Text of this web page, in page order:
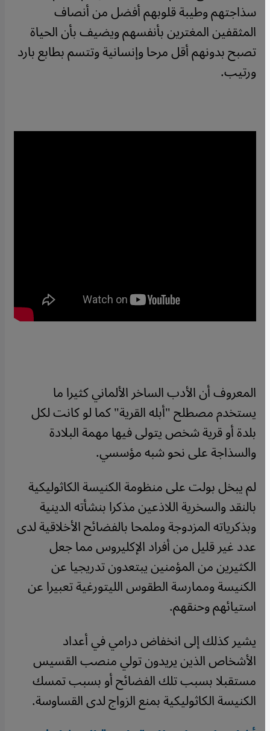
سذاجتهم وطيبة قلوبهم أفضل من أنصاف
المثقفين المغترين بأنفسهم ويضيف بأن الحياة
تصبح بدونهم أقل مرحا وإنسانية وتتسم بطابع بارد
ورتيب.
المعروف أن الأدب الساخر الألماني كثيرا ما
يستخدم مصطلح "أبله القرية" كما لو كانت لكل
بلدة أو قرية شخص يتولى فيها مهمة البلادة
والسذاجة على نحو شبه مؤسسي.
لم يبخل بولت على منظومة الكنيسة الكاثوليكية
بالنقد والسخرية اللاذعين مذكرا بنشأته الدينية
وبذكرياته المزدوجة وملمحا بالفضائح الأخلاقية لدى
عدد غير قليل من أفراد الإكليروس مما جعل
الكثيرين من المؤمنين يبتعدون تدريجيا عن
الكنيسة وممارسة الطقوس الليتورغية تعبيرا عن
استيائهم وحنقهم.
يشير كذلك إلى انخفاض درامي في أعداد
الأشخاص الذين يريدون تولي منصب القسيس
مستقبلا بسبب تلك الفضائح أو بسبب تمسك
الكنيسة الكاثوليكية بمنع الزواج لدى القساوسة.